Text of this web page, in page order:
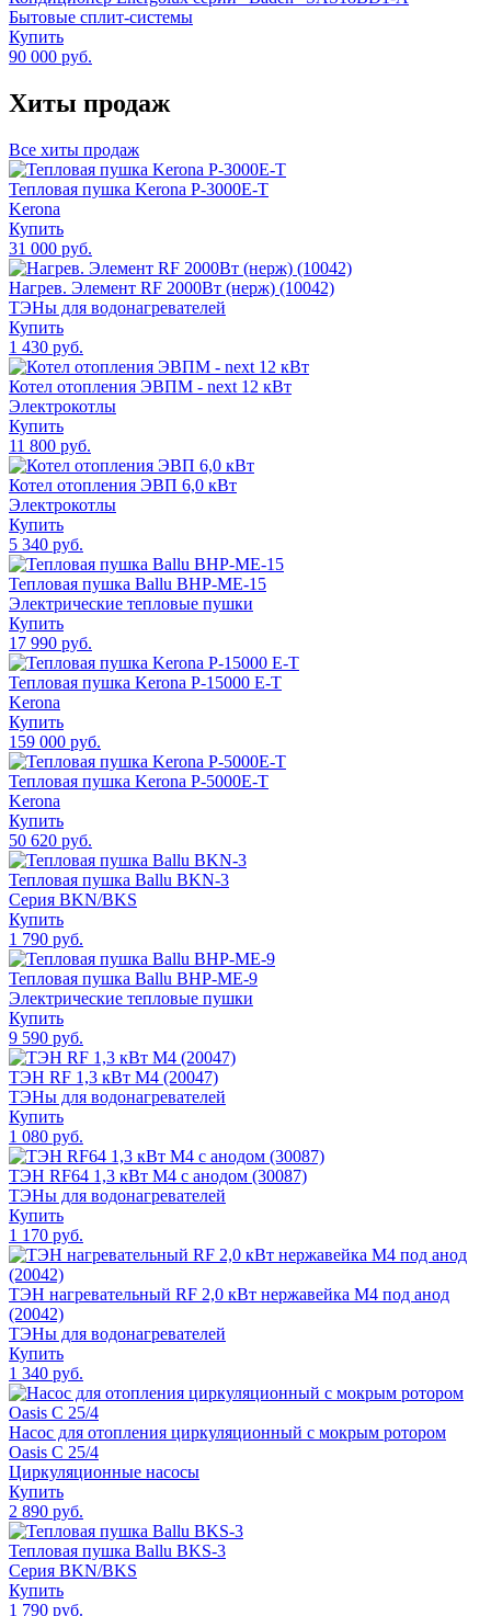
Бытовые сплит-системы
Купить
90 000 руб.
Хиты продаж
Все хиты продаж
Тепловая пушка Kerona P-3000E-T
Kerona
Купить
31 000 руб.
Нагрев. Элемент RF 2000Вт (нерж) (10042)
ТЭНы для водонагревателей
Купить
1 430 руб.
Котел отопления ЭВПМ - next 12 кВт
Электрокотлы
Купить
11 800 руб.
Котел отопления ЭВП 6,0 кВт
Электрокотлы
Купить
5 340 руб.
Тепловая пушка Ballu BHP-ME-15
Электрические тепловые пушки
Купить
17 990 руб.
Тепловая пушка Kerona P-15000 E-T
Kerona
Купить
159 000 руб.
Тепловая пушка Kerona P-5000E-T
Kerona
Купить
50 620 руб.
Тепловая пушка Ballu BKN-3
Серия BKN/BKS
Купить
1 790 руб.
Тепловая пушка Ballu BHP-ME-9
Электрические тепловые пушки
Купить
9 590 руб.
ТЭН RF 1,3 кВт M4 (20047)
ТЭНы для водонагревателей
Купить
1 080 руб.
ТЭН RF64 1,3 кВт M4 с анодом (30087)
ТЭНы для водонагревателей
Купить
1 170 руб.
ТЭН нагревательный RF 2,0 кВт нержавейка M4 под анод
(20042)
ТЭНы для водонагревателей
Купить
1 340 руб.
Насос для отопления циркуляционный с мокрым ротором
Oasis C 25/4
Циркуляционные насосы
Купить
2 890 руб.
Тепловая пушка Ballu BKS-3
Серия BKN/BKS
Купить
1 790 руб.